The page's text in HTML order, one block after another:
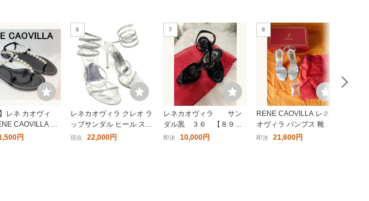
レネ カオヴィ
CAOVILLA パ
ンストーン EL
円
6
レネカオヴィラ クレオ ラ
ップサンダル ヒール スネ
ーク スパイラル 34 22cm
現在 22,000円
7
レネカオヴィラ サン
ダル黒 ３６ 【８９１
８－１】
即決 10,000円
8
RENE CAOVILLA レネ カ
オヴィラ パンプス 靴 サ
ンダル L 宝石 フォーマル
即決 21,600円